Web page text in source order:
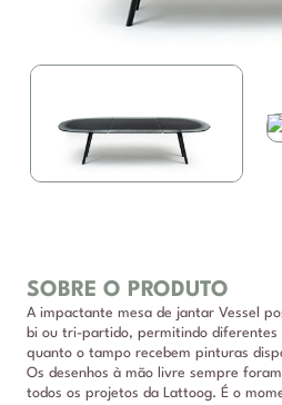
SOBRE O PRODUTO
A impactante mesa de jantar Vessel
bi ou tri-partido, permitindo diferentes
quanto o tampo recebem pinturas
Os desenhos à mão livre sempre
todos os projetos da Lattoog. É o